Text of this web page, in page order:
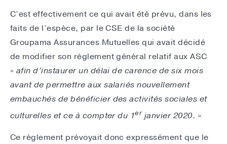
C’est effectivement ce qui avait été prévu, dans les
faits de l’espèce, par le CSE de la société
Groupama Assurances Mutuelles qui avait décidé
de modifier son règlement général relatif aux ASC
« afin d’instaurer un délai de carence de six mois
avant de permettre aux salariés nouvellement
embauchés de bénéficier des activités sociales et
culturelles et ce à compter du 1erjanvier 2020. »
Ce règlement prévoyait donc expressément que le